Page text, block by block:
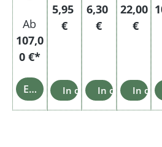
Ab
107,0
0 €*
Einzelheiten
Regulärer Preis:
5,95
€
In den Warenkorb
Regulärer
6,30
€
In den
22,00
€
In